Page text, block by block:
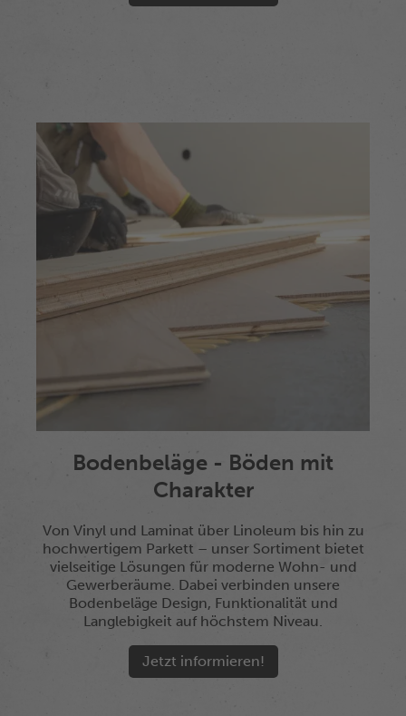
Bodenbeläge - Böden mit
Charakter
Von Vinyl und Laminat über Linoleum bis hin zu
hochwertigem Parkett – unser Sortiment bietet
vielseitige Lösungen für moderne Wohn- und
Gewerberäume. Dabei verbinden unsere
Bodenbeläge Design, Funktionalität und
Langlebigkeit auf höchstem Niveau.
Jetzt informieren!